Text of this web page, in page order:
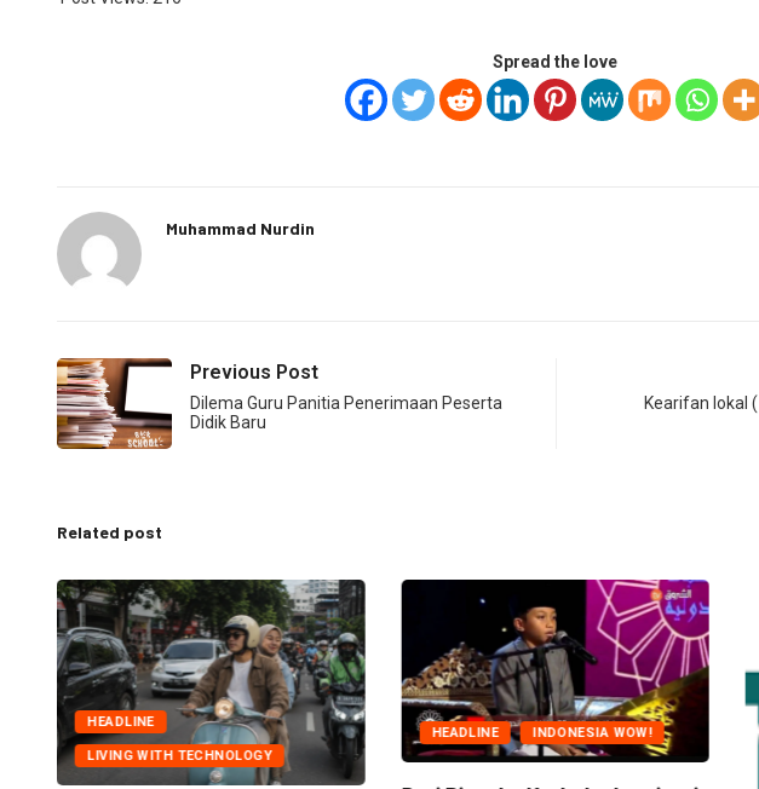
Spread the love
Muhammad Nurdin
Previous Post
Dilema Guru Panitia Penerimaan Peserta
Didik Baru
Kearifan lokal
Related post
HEADLINE
LIVING WITH TECHNOLOGY
HEADLINE INDONESIA WOW!